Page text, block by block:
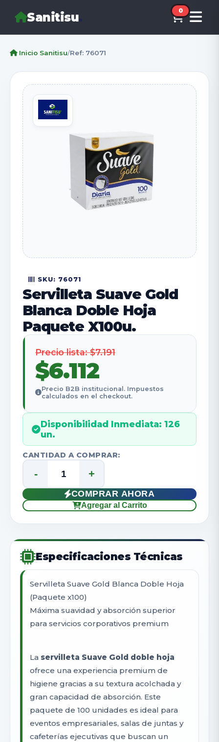
Sanitisu 0
Inicio Sanitisu/Ref: 76071
SKU: 76071
Servilleta Suave Gold
Blanca Doble Hoja
Paquete X100u.
Precio lista: $7.191
$6.112
Precio B2B institucional. Impuestos
calculados en el checkout.
Disponibilidad Inmediata: 126
un.
CANTIDAD A COMPRAR:
- +
Agregar al Carrito
COMPRAR AHORA
Especificaciones Técnicas
Servilleta Suave Gold Blanca Doble Hoja
(Paquete x100)
Máxima suavidad y absorción superior
para servicios corporativos premium
La servilleta Suave Gold doble hoja
ofrece una experiencia premium de
higiene gracias a su textura acolchada y
gran capacidad de absorción. Este
paquete de 100 unidades es ideal para
eventos empresariales, salas de juntas y
cafeterías ejecutivas que buscan un